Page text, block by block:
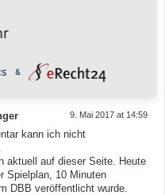
Seite hier immer
Infos tauchten mal
wird
9. Mai 2017 at 14:59
kann ich nicht
aktuell auf dieser Seite. Heute
Spielplan, 10 Minuten
DBB veröffentlicht wurde.
&